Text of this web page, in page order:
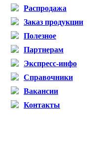
Распродажа
Заказ продукции
Полезное
Партнерам
Экспресс-инфо
Справочники
Вакансии
Контакты